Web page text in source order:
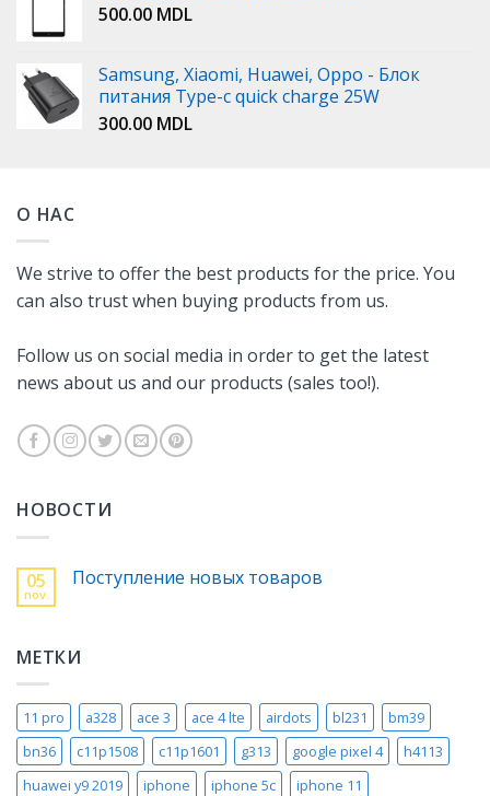
500.00 MDL
Samsung, Xiaomi, Huawei, Oppo - Блок
питания Type-c quick charge 25W
300.00 MDL
О НАС
We strive to offer the best products for the price. You
can also trust when buying products from us.
Follow us on social media in order to get the latest
news about us and our products (sales too!).
НОВОСТИ
05
nov.
Поступление новых товаров
МЕТКИ
11 pro a328 ace 3 ace 4 lte airdots bl231
bm39
bn36
c11p1508 c11p1601 g313 google pixel 4
h4113
huawei y9 2019
iphone iphone 5c iphone 11